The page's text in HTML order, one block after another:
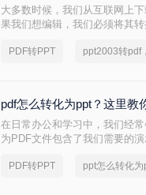
大多数时候，我们从互联网上
果我们想编辑，我们必须将其
一起来看看吧，希望能帮助到
PDF转PPT
pdf怎么转化为ppt？这里教
在日常办公和学习中，我们经
为PDF文件包含了我们需要的
PDF转PPT ppt怎么转化为